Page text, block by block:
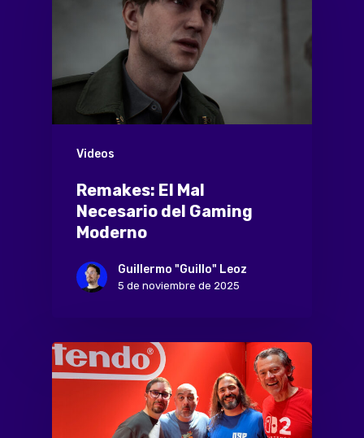
Videos
Remakes: El Mal
Necesario del Gaming
Moderno
Guillermo "Guillo" Leoz
5 de noviembre de 2025